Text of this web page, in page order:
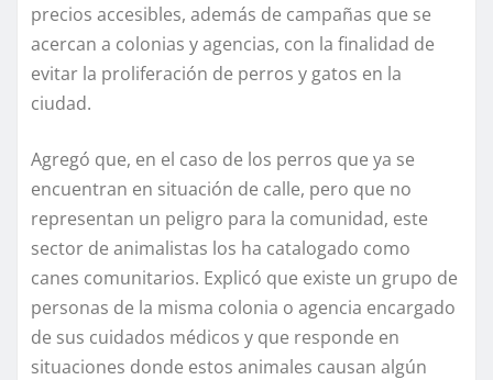
precios accesibles, además de campañas que se
acercan a colonias y agencias, con la finalidad de
evitar la proliferación de perros y gatos en la
ciudad.
Agregó que, en el caso de los perros que ya se
encuentran en situación de calle, pero que no
representan un peligro para la comunidad, este
sector de animalistas los ha catalogado como
canes comunitarios. Explicó que existe un grupo de
personas de la misma colonia o agencia encargado
de sus cuidados médicos y que responde en
situaciones donde estos animales causan algún